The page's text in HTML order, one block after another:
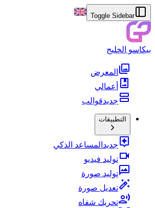
Toggle Sidebar
بيكاسو الخليج
المعرض
أعمالي
جديدقوالب
التطبيقات
جديد المساعد الذكي
توليد فيديو
توليد صورة
تعديل صورة
تحريك شفاه